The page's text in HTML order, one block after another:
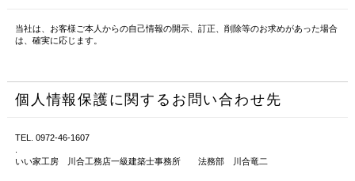
当社は、お客様ご本人からの自己情報の開示、訂正、削除等のお求めがあった場合
は、確実に応じます。
個人情報保護に関するお問い合わせ先
TEL. 0972-46-1607
いい家工房 川合工務店一級建築士事務所 法務部 川合竜二